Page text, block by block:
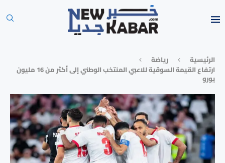
الرئيسية
رياضة
ارتفاع القيمة السوقية للاعبي المنتخب الوطني إلى أكثر من 16 مليون
يورو